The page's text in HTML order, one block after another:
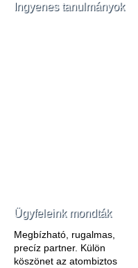
Ingyenes tanulmányok
Ügyfeleink mondták
Megbízható, rugalmas,
precíz partner. Külön
köszönet az atombiztos